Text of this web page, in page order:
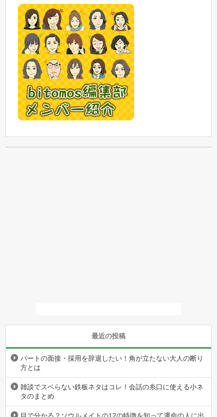
最近の投稿
パートの面接・採用を辞退したい！角が立たない大人の断り
方とは
雑談でスベらない鉄板ネタはコレ！会話の糸口に使える小ネ
タのまとめ